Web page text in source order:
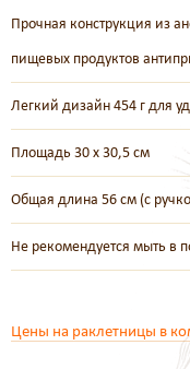
Прочная конструкция из
пищевых продуктов
Легкий дизайн 454 г для
Площадь 30 x 30,5 см
Общая длина 56 см (с
Не рекомендуется мыть в
Цены на раклетницы в